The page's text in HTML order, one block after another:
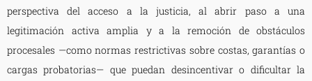
perspectiva del acceso a la justicia, al abrir paso a una
legitimación activa amplia y a la remoción de obstáculos
procesales —como normas restrictivas sobre costas, garantías o
cargas probatorias— que puedan desincentivar o dificultar la